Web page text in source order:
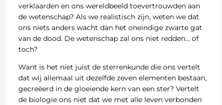
verklaarden en ons wereldbeeld toevertrouwden aan
de wetenschap? Als we realistisch zijn, weten we dat
ons niets anders wacht dan het oneindige zwarte gat
van de dood. De wetenschap zal ons niet redden... of
toch?
Want is het niet juist de sterrenkunde die ons vertelt
dat wij allemaal uit dezelfde zeven elementen bestaan,
gecreëerd in de gloeiende kern van een ster? Vertelt
de biologie ons niet dat we met alle leven verbonden